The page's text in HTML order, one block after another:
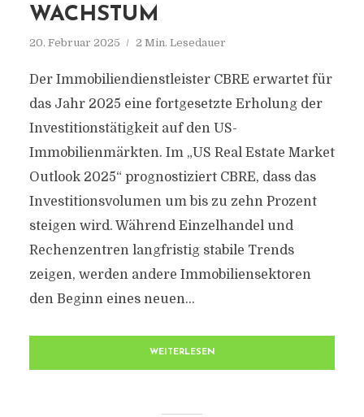
WACHSTUM
20. Februar 2025 2 Min. Lesedauer
Der Immobiliendienstleister CBRE erwartet für
das Jahr 2025 eine fortgesetzte Erholung der
Investitionstätigkeit auf den US-
Immobilienmärkten. Im „US Real Estate Market
Outlook 2025“ prognostiziert CBRE, dass das
Investitionsvolumen um bis zu zehn Prozent
steigen wird. Während Einzelhandel und
Rechenzentren langfristig stabile Trends
zeigen, werden andere Immobiliensektoren
den Beginn eines neuen...
WEITERLESEN